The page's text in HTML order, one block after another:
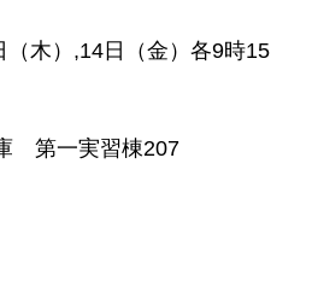
木）,14日（金）各9時15
第一実習棟207